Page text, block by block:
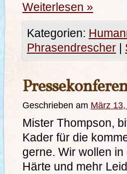
Weiterlesen »
Kategorien:
Phrasendrescher |
Geschrieben am März
Mister Thompson,
Kader für die
gerne. Wir wollen
Härte und mehr